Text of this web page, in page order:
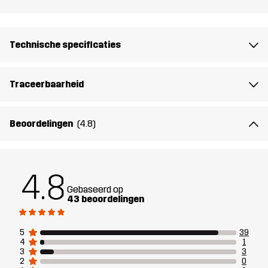
Artikelnummer 14341_4524
Technische specificaties
Traceerbaarheid
Beoordelingen (4.8)
4.8 Gebaseerd op
43 beoordelingen
5
39
4
1
3
3
2
0